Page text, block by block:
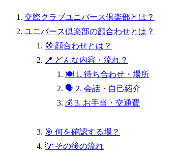
交際クラブユニバース倶楽部とは？
ユニバース倶楽部の顔合わせとは？
🧭 顔合わせとは？
📍 どんな内容・流れ？
🍽 1. 待ち合わせ・場所
🗣 2. 会話・自己紹介
💰 3. お手当・交通費
🎯 何を確認する場？
💡 その後の流れ